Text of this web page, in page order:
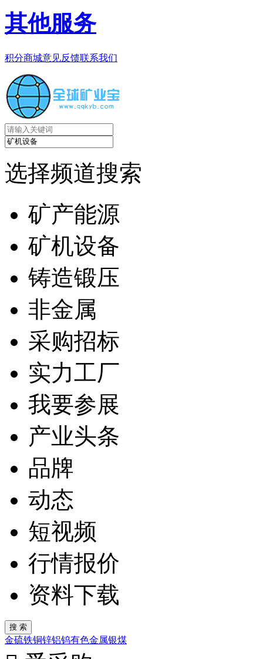
其他服务
积分商城意见反馈联系我们
选择频道搜索
矿产能源
矿机设备
铸造锻压
非金属
采购招标
实力工厂
我要参展
产业头条
品牌
动态
短视频
行情报价
资料下载
金硫铁铜锌铝钨有色金属银煤